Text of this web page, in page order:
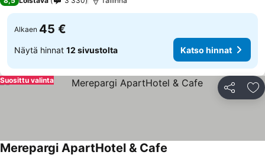
Alkaen 45 €
Näytä hinnat 12 sivustolta Katso hinnat
Jaa
Suosittu valinta
Merepargi ApartHotel & Cafe